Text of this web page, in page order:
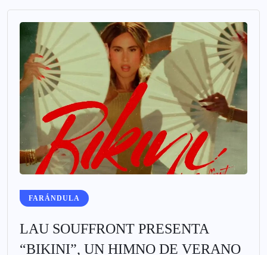
FARÁNDULA
LAU SOUFFRONT PRESENTA
“BIKINI”, UN HIMNO DE VERANO